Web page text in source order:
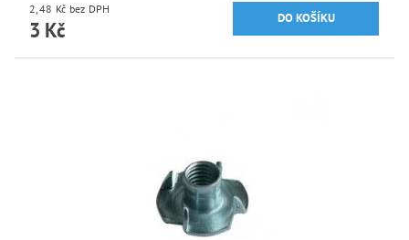
2,48 Kč bez DPH
3 Kč